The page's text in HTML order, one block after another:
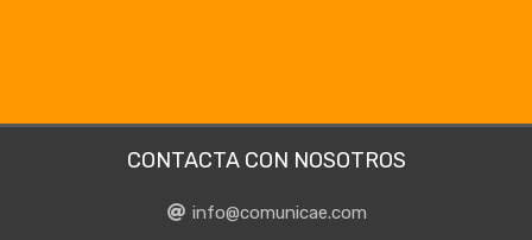
CONTACTA CON NOSOTROS
info@comunicae.com